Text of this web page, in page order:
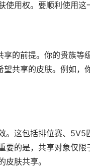
用权。要顺利使用这
的前提。你的贵族
共享的皮肤。例如，
。这包括排位赛、5V5
要的是，共享对象仅
皮肤共享。